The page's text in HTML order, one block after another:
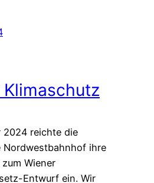
2024 reichte die
Nordwestbahnhof ihre
Wiener
Entwurf ein. Wir